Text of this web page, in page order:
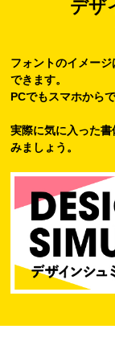
デザ
フォントのイメー
できます。
PCでもスマホからで
実際に気に入った
みましょう。